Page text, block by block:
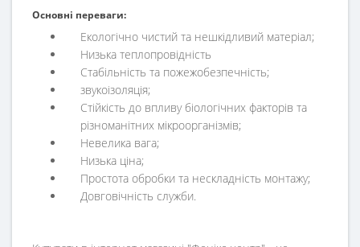
Основні переваги:
Екологічно чистий та нешкідливий матеріал;
Низька теплопровідність
Стабільність та пожежобезпечність;
звукоізоляція;
Стійкість до впливу біологічних факторів та
різноманітних мікроорганізмів;
Невелика вага;
Низька ціна;
Простота обробки та нескладність монтажу;
Довговічність служби.